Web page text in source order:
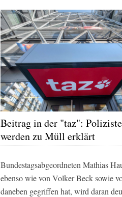
Beitrag in der "taz":
werden zu Müll erklärt
Bundestagsabgeordneten Mathias
ebenso wie von Volker Beck sowie
daneben gegriffen hat, wird daran